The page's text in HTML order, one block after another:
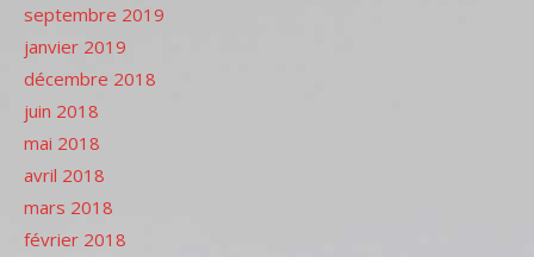
septembre 2019
janvier 2019
décembre 2018
juin 2018
mai 2018
avril 2018
mars 2018
février 2018